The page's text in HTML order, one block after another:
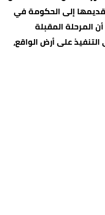
تقديمها إلى الحكومة في
المرحلة المقبلة
على أرض الواقع،